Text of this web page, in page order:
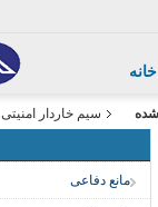
خانه
سیم خاردار امنیتی
مانع دفاعی